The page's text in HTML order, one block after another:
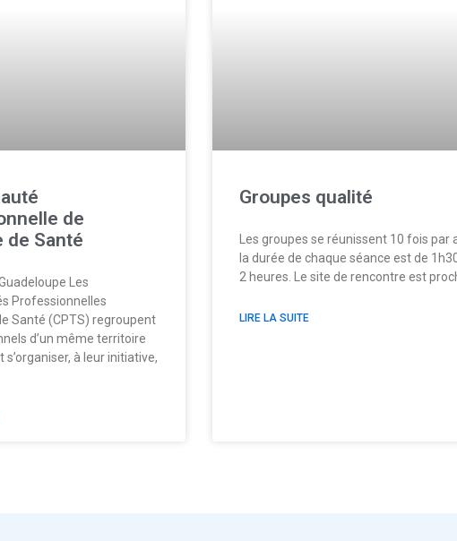
de
de Santé
Les
Professionnelles
Santé (CPTS) regroupent
d’un même territoire
s’organiser, à leur initiative,
Groupes qualité
Les groupes se réunissent 10 fois par
la durée de chaque séance est de
2 heures. Le site de rencontre est
LIRE LA SUITE